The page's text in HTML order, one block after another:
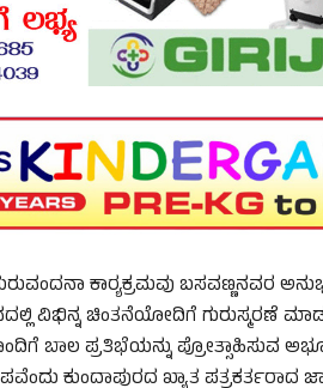
ಕಾರ‍್ಯಕ್ರಮವು ಬಸವಣ್ಣನವರ
ವಿಭಿನ್ನ ಚಿಂತನೆಯೋದಿಗೆ ಗುರುಸ್ಮರಣೆ
ಬಾಲ ಪ್ರತಿಭೆಯನ್ನು ಪ್ರೋತ್ಸಾಹಿಸುವ
ಕುಂದಾಪುರದ ಖ್ಯಾತ ಪತ್ರಕರ್ತರಾದ